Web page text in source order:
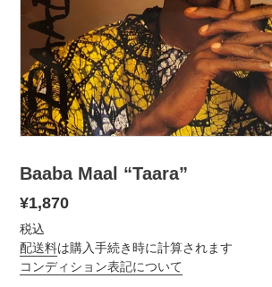
Baaba Maal “Taara”
通
常
価
格
¥1,870
税込
配送料は購入手続き時に計算されます
コンディション表記について